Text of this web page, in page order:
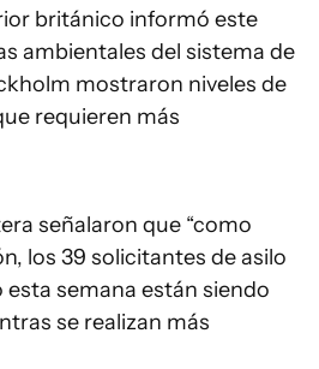
británico informó este
ambientales del sistema de
mostraron niveles de
requieren más
señalaron que “como
los 39 solicitantes de asilo
semana están siendo
se realizan más